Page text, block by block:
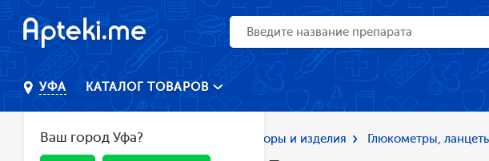
УФА
Ваш город Уфа?
КАТАЛОГ ТОВАРОВ
Главная Каталог Мед. приборы и изделия Глюкометры,